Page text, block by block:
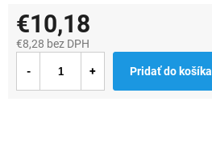
€10,18
€8,28 bez DPH
cena:
Pridať do košíka